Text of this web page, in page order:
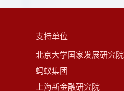
支持单位
北京大学国家发展研究院
蚂蚁集团
上海新金融研究院